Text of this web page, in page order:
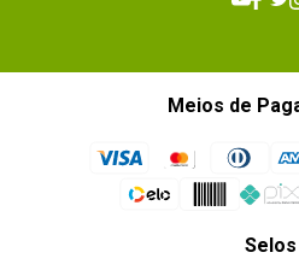
Meios de
Selos